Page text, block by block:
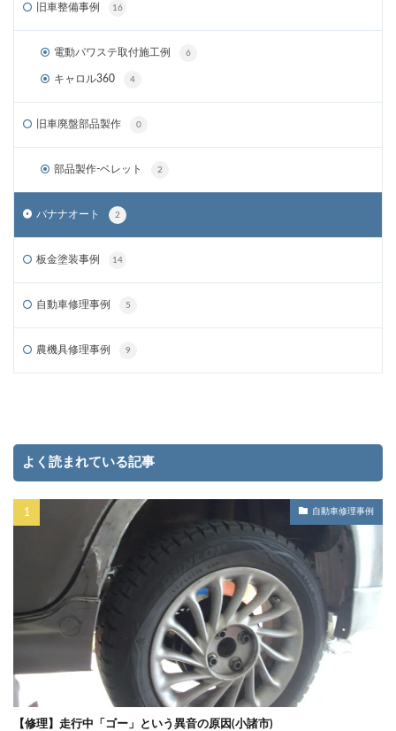
旧車整備事例 16
電動パワステ取付施工例 6
キャロル360 4
旧車廃盤部品製作 0
部品製作-ベレット 2
バナナオート 2
板金塗装事例 14
自動車修理事例 5
農機具修理事例 9
よく読まれている記事
自動車修理事例
【修理】走行中「ゴー」という異音の原因(小諸市)